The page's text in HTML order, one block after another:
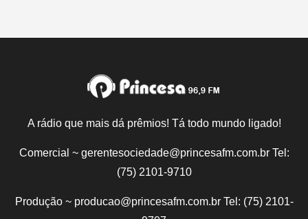
A rádio que mais dá prêmios! Tá todo mundo ligado!
Comercial ~ gerentesociedade@princesafm.com.br Tel:
(75) 2101-9710
Produção ~ producao@princesafm.com.br Tel: (75) 2101-